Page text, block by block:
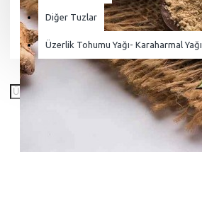
Diğer Tuzlar
Üzerlik Tohumu Yağı- Karaharmal Yağı